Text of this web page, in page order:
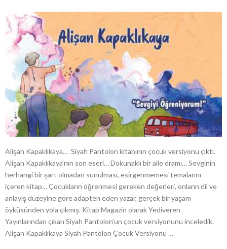
Alişan Kapaklıkaya… Siyah Pantolon kitabının çocuk versiyonu çıktı.
Alişan Kapaklıkaya’nın son eseri… Dokunaklı bir aile dramı… Sevginin
herhangi bir şart olmadan sunulması, esirgenmemesi temalarını
içeren kitap… Çocukların öğrenmesi gereken değerleri, onların dil ve
anlayış düzeyine göre adapten eden yazar, gerçek bir yaşam
öyküsünden yola çıkmış. Kitap Magazin olarak Yediveren
Yayınlarından çıkan Siyah Pantolon’un çocuk versiyonunu inceledik.
Alişan Kapaklıkaya Siyah Pantolon Çocuk Versiyonu …